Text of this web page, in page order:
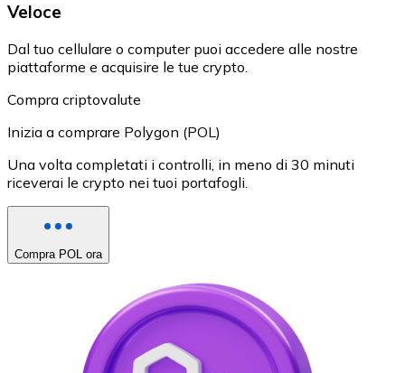
Veloce
Dal tuo cellulare o computer puoi accedere alle nostre
piattaforme e acquisire le tue crypto.
Compra criptovalute
Inizia a comprare Polygon (POL)
Una volta completati i controlli, in meno di 30 minuti
riceverai le crypto nei tuoi portafogli.
Compra POL ora